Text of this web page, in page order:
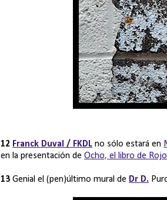
12 Franck Duval / FKDL no sólo estará en
en la presentación deOcho, el libro de Rojo
13 Genial el (pen)último mural de Dr D.